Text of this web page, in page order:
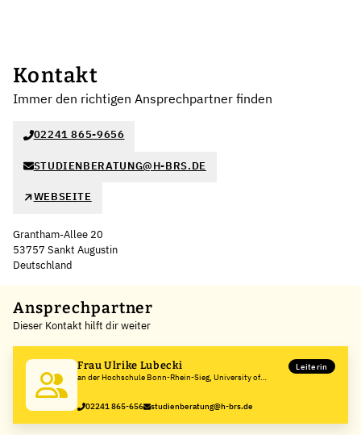
Kontakt
Immer den richtigen Ansprechpartner finden
02241 865-9656
STUDIENBERATUNG@H-BRS.DE
WEBSEITE
Grantham-Allee 20
53757 Sankt Augustin
Deutschland
+
−
Ansprechpartner
Dieser Kontakt hilft dir weiter
Frau Ulrike Lubecki
an der Hochschule Bonn-Rhein-Sieg, University of
Leiterin
02241 865-656 studienberatung@h-brs.de